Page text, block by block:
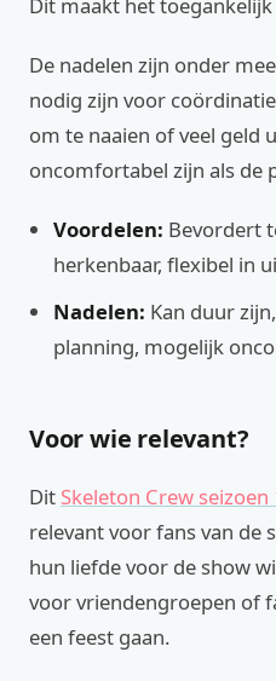
De nadelen zijn onder
nodig zijn voor
om te naaien of veel geld
oncomfortabel zijn als de
Voordelen: Bevordert
herkenbaar, flexibel in
Nadelen: Kan duur
planning, mogelijk
Voor wie relevant?
Dit Skeleton Crew
relevant voor fans van de
hun liefde voor de show
voor vriendengroepen of
een feest gaan.